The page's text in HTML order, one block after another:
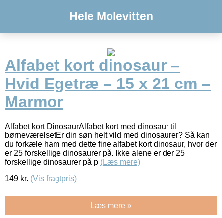
Hele Molevitten
Alfabet kort dinosaur –
Hvid Egetræ – 15 x 21 cm –
Marmor
Alfabet kort DinosaurAlfabet kort med dinosaur til
børneværelsetEr din søn helt vild med dinosaurer? Så kan
du forkæle ham med dette fine alfabet kort dinosaur, hvor der
er 25 forskellige dinosaurer på. Ikke alene er der 25
forskellige dinosaurer på p (Læs mere)
149 kr. (Vis fragtpris)
Læs mere »